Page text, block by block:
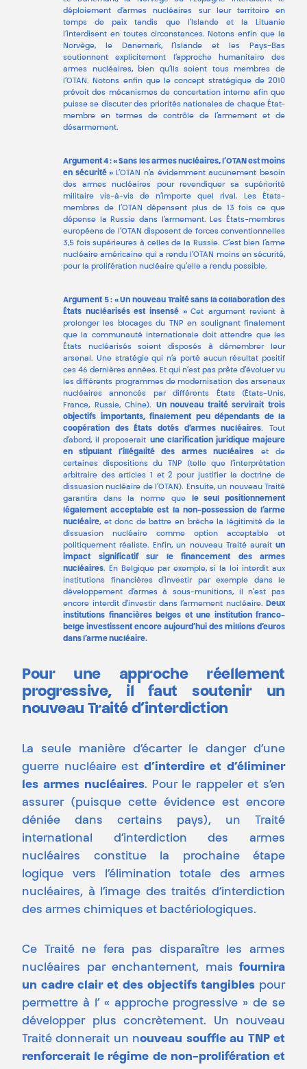
déploiement d’armes nucléaires sur leur territoire en
temps de paix tandis que l’Islande et la Lituanie
l’interdisent en toutes circonstances. Notons enfin que la
Norvège, le Danemark, l’Islande et les Pays-Bas
soutiennent explicitement l’approche humanitaire des
armes nucléaires, bien qu’ils soient tous membres de
l’OTAN. Notons enfin que le concept stratégique de 2010
prévoit des mécanismes de concertation interne afin que
puisse se discuter des priorités nationales de chaque État-
membre en termes de contrôle de l’armement et de
désarmement.
Argument 4 : « Sans les armes nucléaires, l’OTAN est moins
en sécurité »L’OTAN n’a évidemment aucunement besoin
des armes nucléaires pour revendiquer sa supériorité
militaire vis-à-vis de n’importe quel rival. Les États-
membres de l’OTAN dépensent plus de 13 fois ce que
dépense la Russie dans l’armement. Les États-membres
européens de l’OTAN disposent de forces conventionnelles
3,5 fois supérieures à celles de la Russie. C’est bien l’arme
nucléaire américaine qui a rendu l’OTAN moins en sécurité,
pour la prolifération nucléaire qu’elle a rendu possible.
Argument 5 : « Un nouveau Traité sans la collaboration des
États nucléarisés est insensé »Cet argument revient à
prolonger les blocages du TNP en soulignant finalement
que la communauté internationale doit attendre que les
États nucléarisés soient disposés à démembrer leur
arsenal. Une stratégie qui n’a porté aucun résultat positif
ces 46 dernières années. Et qui n’est pas prête d’évoluer vu
les différents programmes de modernisation des arsenaux
nucléaires annoncés par différents États (États-Unis,
France, Russie, Chine). Un nouveau traité servirait trois
objectifs importants, finalement peu dépendants de la
coopération des États dotés d’armes nucléaires. Tout
d’abord, il proposerait une clarification juridique majeure
en stipulant l’illégalité des armes nucléaires et de
certaines dispositions du TNP (telle que l’interprétation
arbitraire des articles 1 et 2 pour justifier la doctrine de
dissuasion nucléaire de l’OTAN). Ensuite, un nouveau Traité
garantira dans la norme que le seul positionnement
légalement acceptable est la non-possession de l’arme
nucléaire, et donc de battre en brèche la légitimité de la
dissuasion nucléaire comme option acceptable et
politiquement réaliste. Enfin, un nouveau Traité aurait un
impact significatif sur le financement des armes
nucléaires. En Belgique par exemple, si la loi interdit aux
institutions financières d’investir par exemple dans le
développement d’armes à sous-munitions, il n’est pas
encore interdit d’investir dans l’armement nucléaire. Deux
institutions financières belges et une institution franco-
belge investissent encore aujourd’hui des millions d’euros
dans l’arme nucléaire.
Pour une approche réellement
progressive, il faut soutenir un
nouveau Traité d’interdiction
La seule manière d’écarter le danger d’une
guerre nucléaire est d’interdire et d’éliminer
les armes nucléaires. Pour le rappeler et s’en
assurer (puisque cette évidence est encore
déniée dans certains pays), un Traité
international d’interdiction des armes
nucléaires constitue la prochaine étape
logique vers l’élimination totale des armes
nucléaires, à l’image des traités d’interdiction
des armes chimiques et bactériologiques.
Ce Traité ne fera pas disparaître les armes
nucléaires par enchantement, mais fournira
un cadre clair et des objectifs tangibles pour
permettre à l’ « approche progressive » de se
développer plus concrètement. Un nouveau
Traité donnerait un nouveau souffle au TNP et
renforcerait le régime de non-prolifération et